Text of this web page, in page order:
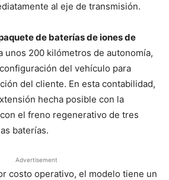
al eje de transmisión.
de baterías de iones de
unos 200 kilómetros de autonomía,
del vehículo para
del cliente. En esta contabilidad,
hecha posible con la
el freno regenerativo de tres
baterías.
Advertisement
costo operativo, el modelo tiene un